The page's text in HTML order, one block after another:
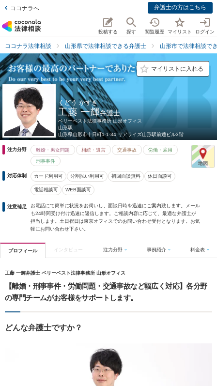
ココナラへ 弁護士の方はこちら
投稿する 探す 閲覧履歴 マイリスト ログイン
ココナラ法律相談 山形県で法律相談できる弁護士 山形市で法律相談で
マイリストに入れる
くどう かずき
工藤 一輝弁護士
ベリーベスト法律事務所 山形オフィス
山形駅
山形県山形市十日町1-1-34 リアライズ山形駅前通ビル3階
注力分野 離婚・男女問題 相続・遺言 交通事故 労働・雇用
刑事事件
対応体制 カード利用可 分割払い利用可 初回面談無料 休日面談可
電話相談可 WEB面談可
注意補足
お電話にて簡単に状況をお伺いし、面談日時を迅速にご案内致します。メール
も24時間受け付け迅速に返信します。ご相談内容に応じて、最適な弁護士が
担当します。土日祝日は東京オフィスでのお問い合わせ受付となります。お気
軽にお問い合わせ下さい。
プロフィール インタビュー 注力分野 事例紹介 料金表
工藤 一輝弁護士 ベリーベスト法律事務所 山形オフィス
【離婚・刑事事件・労働問題・交通事故など幅広く対応】各分野
の専門チームがお客様をサポートします。
どんな弁護士ですか？